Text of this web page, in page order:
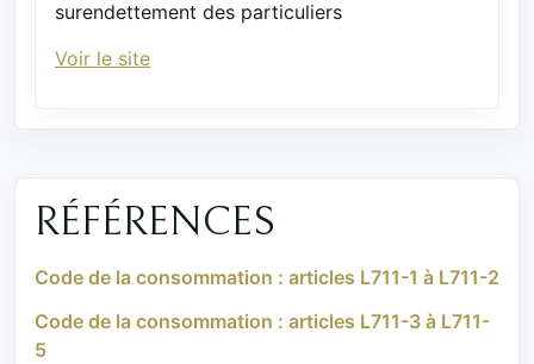
surendettement des particuliers
Voir le site
RÉFÉRENCES
Code de la consommation : articles L711-1 à L711-2
Code de la consommation : articles L711-3 à L711-
5